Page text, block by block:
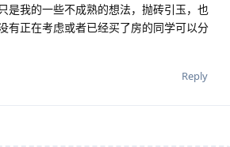
是我的一些不成熟的想法，抛砖引玉，也
有正在考虑或者已经买了房的同学可以分
Reply